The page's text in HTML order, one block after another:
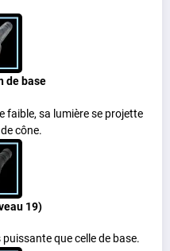
de base
faible, sa lumière se projette
cône.
19)
que celle de base.